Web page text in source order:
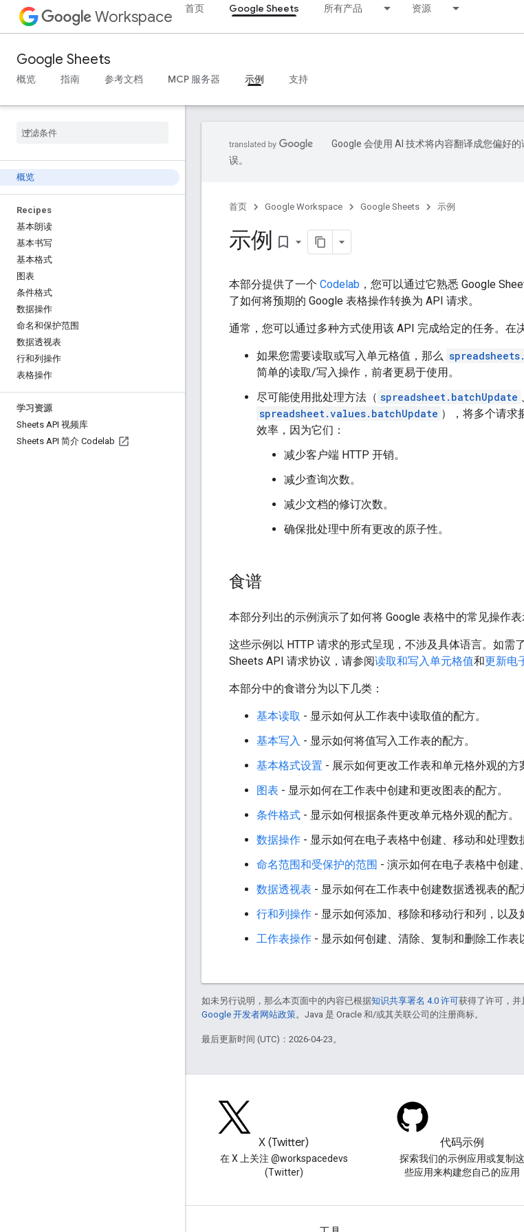
Workspace 首页 Google Sheets 所有产品 资源
Google Sheets
概览 指南 参考文档 MCP 服务器 示例 支持
概览
Recipes
基本朗读
基本书写
基本格式
图表
条件格式
数据操作
命名和保护范围
数据透视表
行和列操作
表格操作
学习资源
Sheets API 视频库
Sheets API 简介 Codelab
Google 会使用 AI 技术将内容翻译成您偏好
误。
首页 Google Workspace Google Sheets 示例
示例 bookmark_border
本部分提供了一个 Codelab ，您可以通过它熟悉 Google
了如何将预期的 Google 表格操作转换为 API 请求。
通常，您可以通过多种方式使用该 API 完成给定的任务。在
如果您需要读取或写入单元格值，那么
简单的读取/写入操作，前者更易于使用。
尽可能使用批处理方法（ spreadsheet.batchUpdate
spreadsheet.values.batchUpdate ），将多个请求
效率，因为它们：
减少客户端 HTTP 开销。
减少查询次数。
减少文档的修订次数。
确保批处理中所有更改的原子性。
食谱
本部分列出的示例演示了如何将 Google 表格中的常见操作表
这些示例以 HTTP 请求的形式呈现，不涉及具体语言。如需
Sheets API 请求协议，请参阅读取和写入单元格值和更新电
本部分中的食谱分为以下几类：
基本读取 - 显示如何从工作表中读取值的配方。
基本写入 - 显示如何将值写入工作表的配方。
基本格式设置 - 展示如何更改工作表和单元格外观的方
图表 - 显示如何在工作表中创建和更改图表的配方。
条件格式 - 显示如何根据条件更改单元格外观的配方。
数据操作 - 显示如何在电子表格中创建、移动和处理数
命名范围和受保护的范围 - 演示如何在电子表格中创建
数据透视表 - 显示如何在工作表中创建数据透视表的配
行和列操作 - 显示如何添加、移除和移动行和列，以及
工作表操作 - 显示如何创建、清除、复制和删除工作表
如未另行说明，那么本页面中的内容已根据知识共享署名 4.0 许可获得了许可，
Google 开发者网站政策。Java 是 Oracle 和/或其关联公司的注册商标。
最后更新时间 (UTC)：2026-04-23。
X (Twitter)
在 X 上关注 @workspacedevs
(Twitter)
代码示例
探索我们的示例应用或复制这
些应用来构建您自己的应用